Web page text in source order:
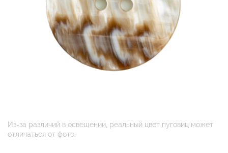
Из-за различий в освещении, реальный цвет пуговиц может
отличаться от фото.